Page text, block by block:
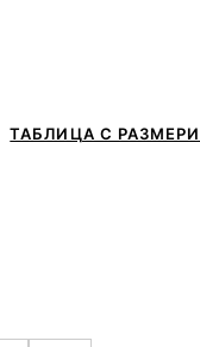
ТАБЛИЦА С РАЗМЕРИ